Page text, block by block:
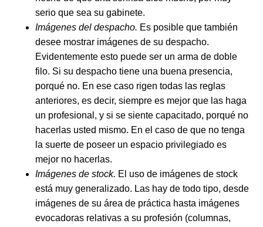
serio que sea su gabinete.
Imágenes del despacho. Es posible que también
desee mostrar imágenes de su despacho.
Evidentemente esto puede ser un arma de doble
filo. Si su despacho tiene una buena presencia,
porqué no. En ese caso rigen todas las reglas
anteriores, es decir, siempre es mejor que las haga
un profesional, y si se siente capacitado, porqué no
hacerlas usted mismo. En el caso de que no tenga
la suerte de poseer un espacio privilegiado es
mejor no hacerlas.
Imágenes de stock. El uso de imágenes de stock
está muy generalizado. Las hay de todo tipo, desde
imágenes de su área de práctica hasta imágenes
evocadoras relativas a su profesión (columnas,